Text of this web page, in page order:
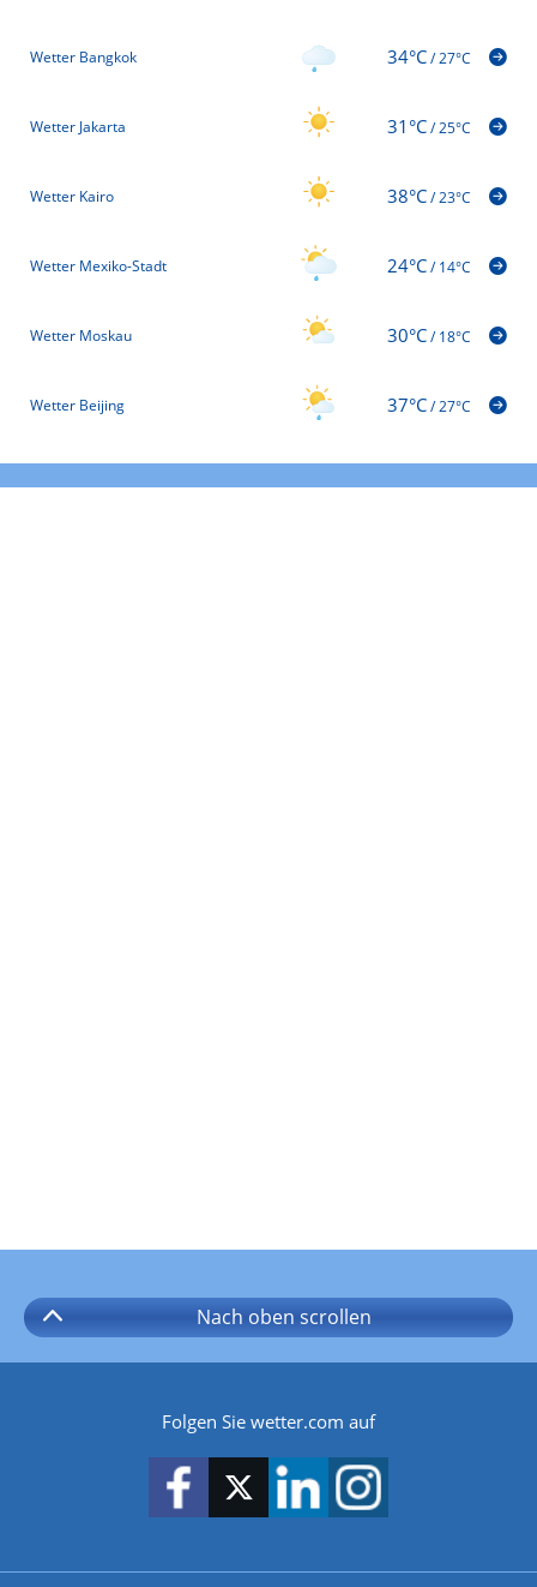
Wetter Bangkok 34°C/27°C
Wetter Jakarta 31°C/25°C
Wetter Kairo 38°C/23°C
Wetter Mexiko-Stadt 24°C/14°C
Wetter Moskau 30°C/18°C
Wetter Beijing 37°C/27°C
Nach oben scrollen
Folgen Sie wetter.com auf